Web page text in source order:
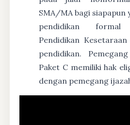
SMA/MA bagi siapapun
pendidikan
Pendidikan
pendidikan.
Paket C memiliki hak
dengan pemegang